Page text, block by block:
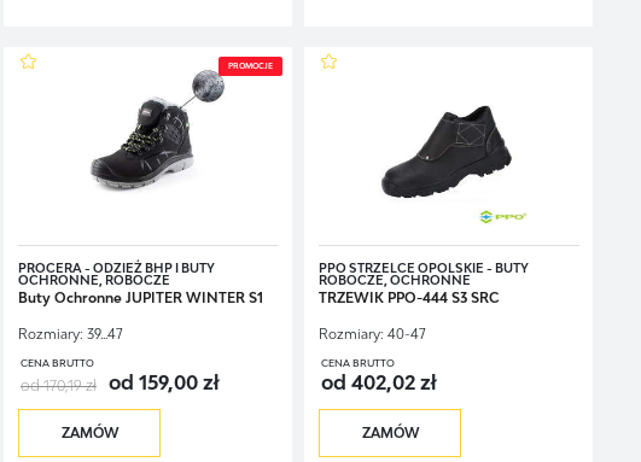
PROMOCJE
PROCERA - ODZIEŻ BHP I BUTY
OCHRONNE, ROBOCZE
Buty Ochronne JUPITER WINTER S1
Rozmiary: 39...47
CENA BRUTTO
od 170,19 zł od 159,00 zł
ZAMÓW
PPO STRZELCE OPOLSKIE - BUTY
ROBOCZE, OCHRONNE
TRZEWIK PPO-444 S3 SRC
Rozmiary: 40-47
CENA BRUTTO
od 402,02 zł
ZAMÓW